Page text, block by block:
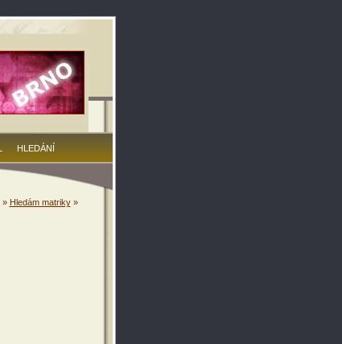
HLEDÁNÍ
» Hledám matriky»